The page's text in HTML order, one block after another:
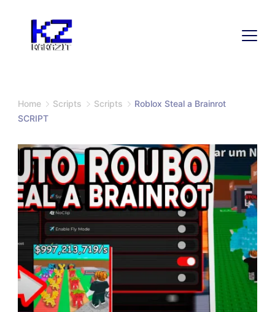
Home Scripts Scripts
Roblox Steal a Brainrot
SCRIPT